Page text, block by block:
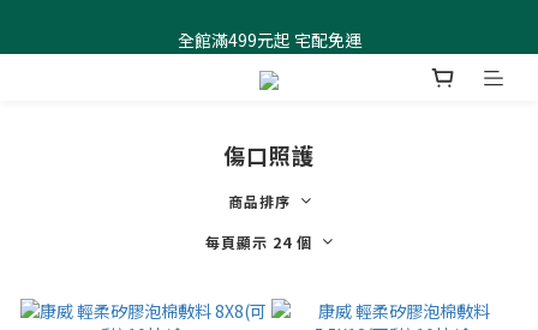
全館滿499元起 宅配免運
全館滿499元起 宅配免運
加入會員 $100元購物金現領現折
傷口照護
商品排序
每頁顯示 24 個